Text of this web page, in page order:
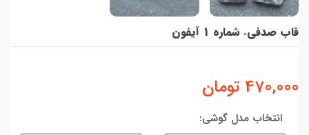
قاب صدفی. شماره 1 آیفون
470,000 تومان
انتخاب مدل گوشی: